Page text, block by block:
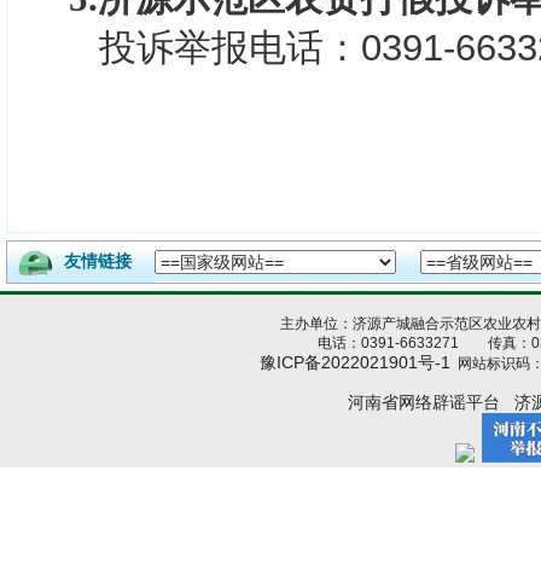
投诉举报电话：0391-
友情链接
主办单位：济源产城融合示范区农业
电话：0391-6633271 传真：
豫ICP备2022021901号-1 网站标识码
河南省网络辟谣平台 济